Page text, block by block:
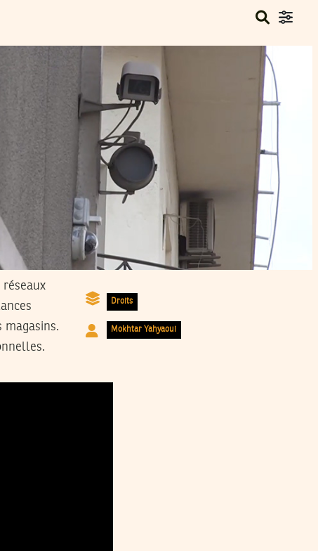
Droits
Mokhtar Yahyaoui
magasins.